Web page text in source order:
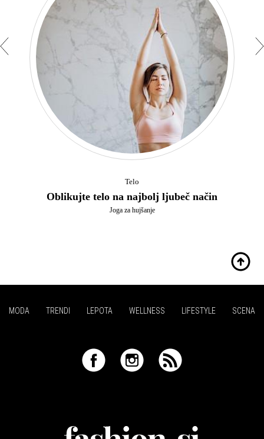
Telo
Oblikujte telo na najbolj ljubeč način
Joga za hujšanje
MODA TRENDI LEPOTA WELLNESS LIFESTYLE SCENA